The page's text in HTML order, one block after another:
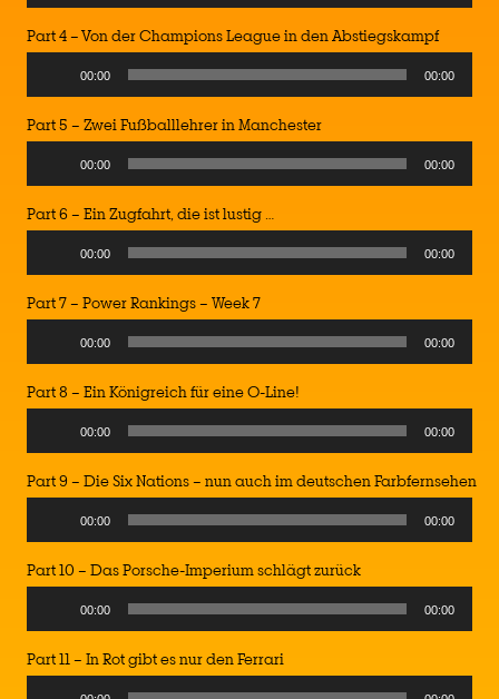
Player
Part 4 – Von der Champions League in den Abstiegskampf
Player
00:00 00:00
Part 5 – Zwei Fußballlehrer in Manchester
Player
00:00 00:00
Part 6 – Ein Zugfahrt, die ist lustig …
Player
00:00 00:00
Part 7 – Power Rankings – Week 7
Player
00:00 00:00
Part 8 – Ein Königreich für eine O-Line!
Player
00:00 00:00
Part 9 – Die Six Nations – nun auch im deutschen Farbfernsehen
Player
00:00 00:00
Part 10 – Das Porsche-Imperium schlägt zurück
Player
00:00 00:00
Part 11 – In Rot gibt es nur den Ferrari